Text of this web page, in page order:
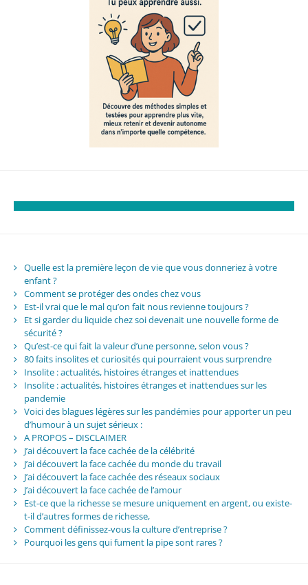
Quelle est la première leçon de vie que vous donneriez à votre
enfant ?
Comment se protéger des ondes chez vous
Est-il vrai que le mal qu’on fait nous revienne toujours ?
Et si garder du liquide chez soi devenait une nouvelle forme de
sécurité ?
Qu’est-ce qui fait la valeur d’une personne, selon vous ?
80 faits insolites et curiosités qui pourraient vous surprendre
Insolite : actualités, histoires étranges et inattendues
Insolite : actualités, histoires étranges et inattendues sur les
pandemie
Voici des blagues légères sur les pandémies pour apporter un peu
d’humour à un sujet sérieux :
A PROPOS – DISCLAIMER
J’ai découvert la face cachée de la célébrité
J’ai découvert la face cachée du monde du travail
J’ai découvert la face cachée des réseaux sociaux
J’ai découvert la face cachée de l’amour
Est-ce que la richesse se mesure uniquement en argent, ou existe-
t-il d’autres formes de richesse,
Comment définissez-vous la culture d’entreprise ?
Pourquoi les gens qui fument la pipe sont rares ?